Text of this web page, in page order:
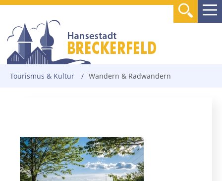
Tourismus & Kultur / Wandern & Radwandern